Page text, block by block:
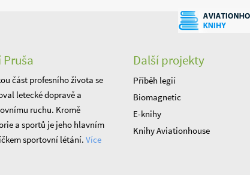
Pruša
část profesního života se
letecké dopravě a
ruchu. Kromě
a sportů je jeho hlavním
sportovní létání. Více
Další projekty
Příběh legií
Biomagnetic
E-knihy
Knihy Aviationhouse